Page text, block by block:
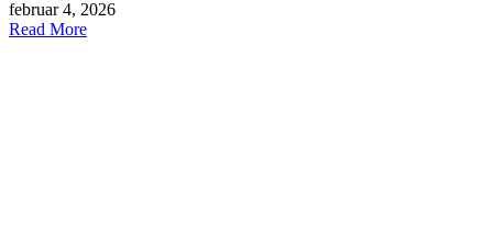
februar 4, 2026
Read More